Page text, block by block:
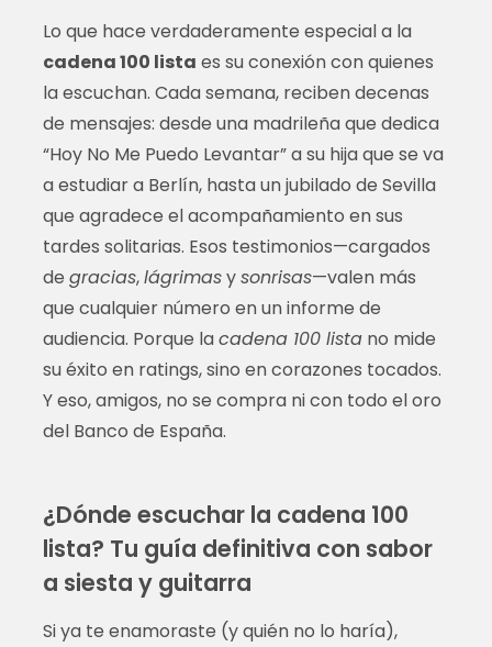
Lo que hace verdaderamente especial a la
cadena 100 lista es su conexión con quienes
la escuchan. Cada semana, reciben decenas
de mensajes: desde una madrileña que dedica
“Hoy No Me Puedo Levantar” a su hija que se va
a estudiar a Berlín, hasta un jubilado de Sevilla
que agradece el acompañamiento en sus
tardes solitarias. Esos testimonios—cargados
de gracias,lágrimasysonrisas—valen más
que cualquier número en un informe de
audiencia. Porque lacadena 100 listano mide
su éxito en ratings, sino en corazones tocados.
Y eso, amigos, no se compra ni con todo el oro
del Banco de España.
¿Dónde escuchar la cadena 100
lista? Tu guía definitiva con sabor
a siesta y guitarra
Si ya te enamoraste (y quién no lo haría),